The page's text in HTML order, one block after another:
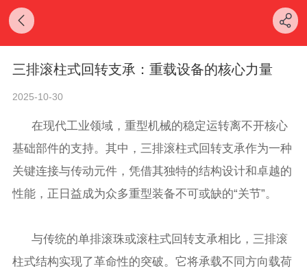
三排滚柱式回转支承：重载设备的核心力量
2025-10-30
在现代工业领域，重型机械的稳定运转离不开核心
基础部件的支持。其中，三排滚柱式回转支承作为一种
关键连接与传动元件，凭借其独特的结构设计和卓越的
性能，正日益成为众多重型装备不可或缺的“关节”。
与传统的单排滚珠或滚柱式回转支承相比，三排滚
柱式结构实现了革命性的突破。它将承载不同方向载荷